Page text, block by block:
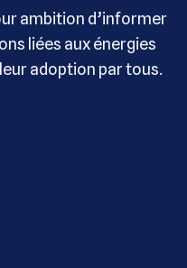
ambition d’informer
liées aux énergies
adoption par tous.